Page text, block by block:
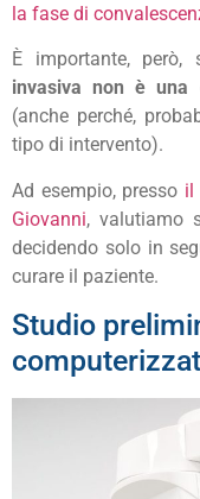
la fase di
È importante, però,
invasiva non è una
(anche perché,
tipo di intervento).
Ad esempio, presso il
Giovanni, valutiamo
decidendo solo in
curare il paziente.
Studio